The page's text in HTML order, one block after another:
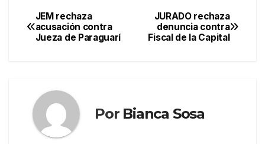
Navegación
de
JURADO rechaza
denuncia contra
Fiscal de la Capital
JEM rechaza
acusación contra
Jueza de Paraguarí
Por Bianca Sosa